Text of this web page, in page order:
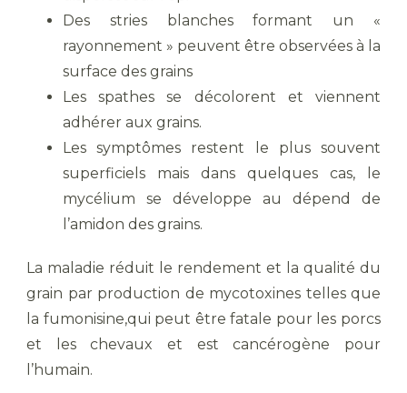
Des stries blanches formant un «
rayonnement » peuvent être observées à la
surface des grains
Les spathes se décolorent et viennent
adhérer aux grains.
Les symptômes restent le plus souvent
superficiels mais dans quelques cas, le
mycélium se développe au dépend de
l’amidon des grains.
La maladie réduit le rendement et la qualité du
grain par production de mycotoxines telles que
la fumonisine,qui peut être fatale pour les porcs
et les chevaux et est cancérogène pour
l’humain.